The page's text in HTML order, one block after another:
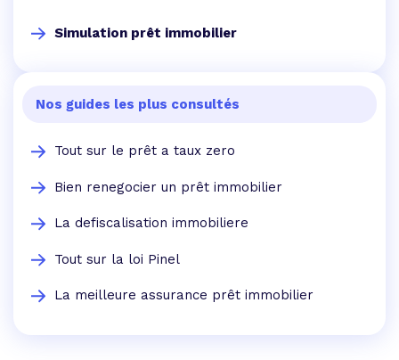
Simulation prêt immobilier
Nos guides les plus consultés
Tout sur le prêt a taux zero
Bien renegocier un prêt immobilier
La defiscalisation immobiliere
Tout sur la loi Pinel
La meilleure assurance prêt immobilier